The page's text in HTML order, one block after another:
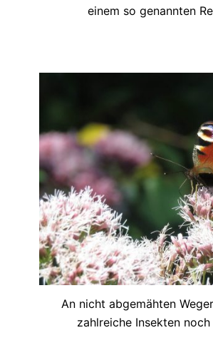
einem so genannten
An nicht abgemähten
zahlreiche Insekten